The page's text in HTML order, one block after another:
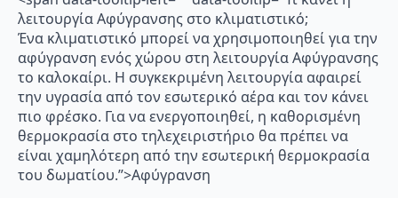
λειτουργία Αφύγρανσης στο κλιματιστικό;
Ένα κλιματιστικό μπορεί να χρησιμοποιηθεί για την
αφύγρανση ενός χώρου στη λειτουργία Αφύγρανσης
το καλοκαίρι. Η συγκεκριμένη λειτουργία αφαιρεί
την υγρασία από τον εσωτερικό αέρα και τον κάνει
πιο φρέσκο. Για να ενεργοποιηθεί, η καθορισμένη
θερμοκρασία στο τηλεχειριστήριο θα πρέπει να
είναι χαμηλότερη από την εσωτερική θερμοκρασία
του δωματίου.”>Αφύγρανση